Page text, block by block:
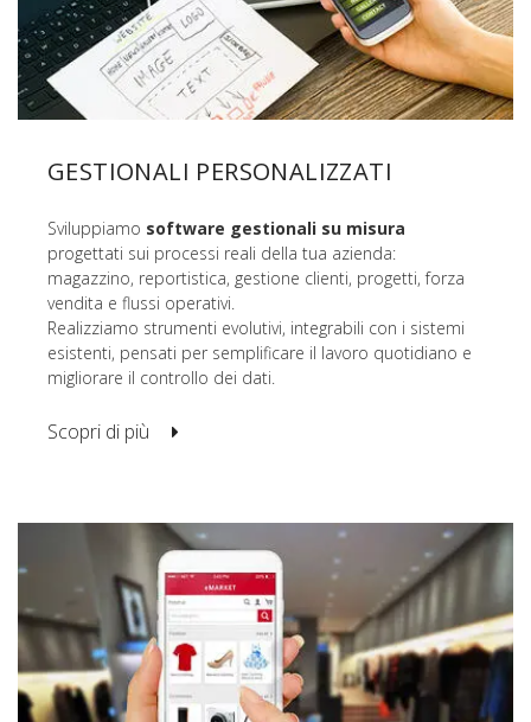
GESTIONALI PERSONALIZZATI
Sviluppiamo software gestionali su misura
progettati sui processi reali della tua azienda:
magazzino, reportistica, gestione clienti, progetti, forza
vendita e flussi operativi.
Realizziamo strumenti evolutivi, integrabili con i sistemi
esistenti, pensati per semplificare il lavoro quotidiano e
migliorare il controllo dei dati.
Scopri di più